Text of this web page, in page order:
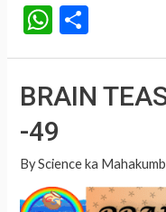
LIST
की
W
h
at
s
A
p
p
h
ar
e
BRAIN
-49
ByScience ka